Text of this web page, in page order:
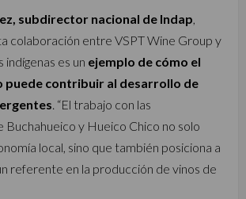
subdirector nacional de Indap,
colaboración entre VSPT Wine Group y
indígenas es un ejemplo de cómo el
puede contribuir al desarrollo de
. “El trabajo con las
Buchahueico y Hueico Chico no solo
local, sino que también posiciona a
referente en la producción de vinos de